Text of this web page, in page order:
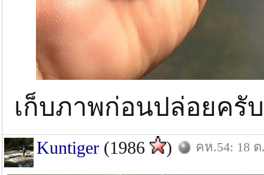
เก็บภาพก่อนปล่อยครั
Kuntiger (1986 ) คห.54: 18